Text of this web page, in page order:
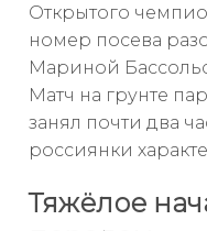
Открытого
номер посева
Мариной
Матч на грунте
занял почти два
россиянки
Тяжёлое